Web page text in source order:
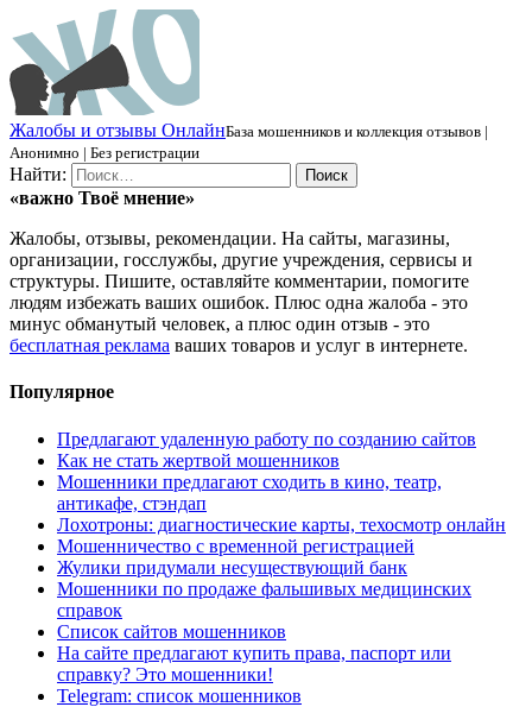
Жалобы и отзывы ОнлайнБаза мошенников и коллекция отзывов |
Анонимно | Без регистрации
Найти:
«важно Твоё мнение»
Жалобы, отзывы, рекомендации. На сайты, магазины,
организации, госслужбы, другие учреждения, сервисы и
структуры. Пишите, оставляйте комментарии, помогите
людям избежать ваших ошибок. Плюс одна жалоба - это
минус обманутый человек, а плюс один отзыв - это
бесплатная реклама ваших товаров и услуг в интернете.
Популярное
Предлагают удаленную работу по созданию сайтов
Как не стать жертвой мошенников
Мошенники предлагают сходить в кино, театр,
антикафе, стэндап
Лохотроны: диагностические карты, техосмотр онлайн
Мошенничество с временной регистрацией
Жулики придумали несуществующий банк
Мошенники по продаже фальшивых медицинских
справок
Список сайтов мошенников
На сайте предлагают купить права, паспорт или
справку? Это мошенники!
Telegram: список мошенников